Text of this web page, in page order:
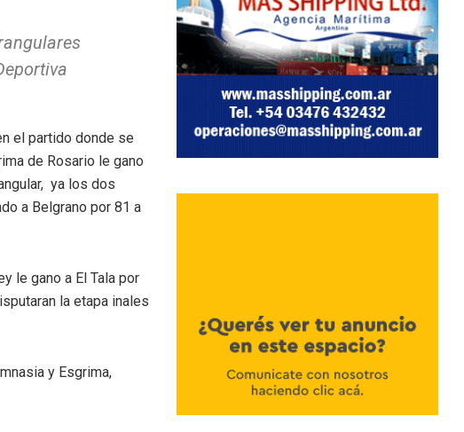
el partido donde se
de Rosario le gano
ya los dos
a Belgrano por 81 a
le gano a El Tala por
la etapa inales
y Esgrima,